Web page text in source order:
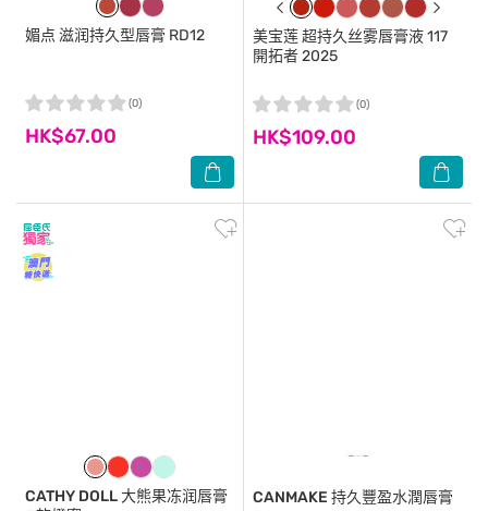
媚点 滋润持久型唇膏 RD12
HK$67.00
(0)
美宝莲超持久丝雾唇膏液 117
開拓者 2025
HK$109.00
(0)
CATHY DOLL大熊果冻润唇膏
CANMAKE 持久豐盈水潤唇膏